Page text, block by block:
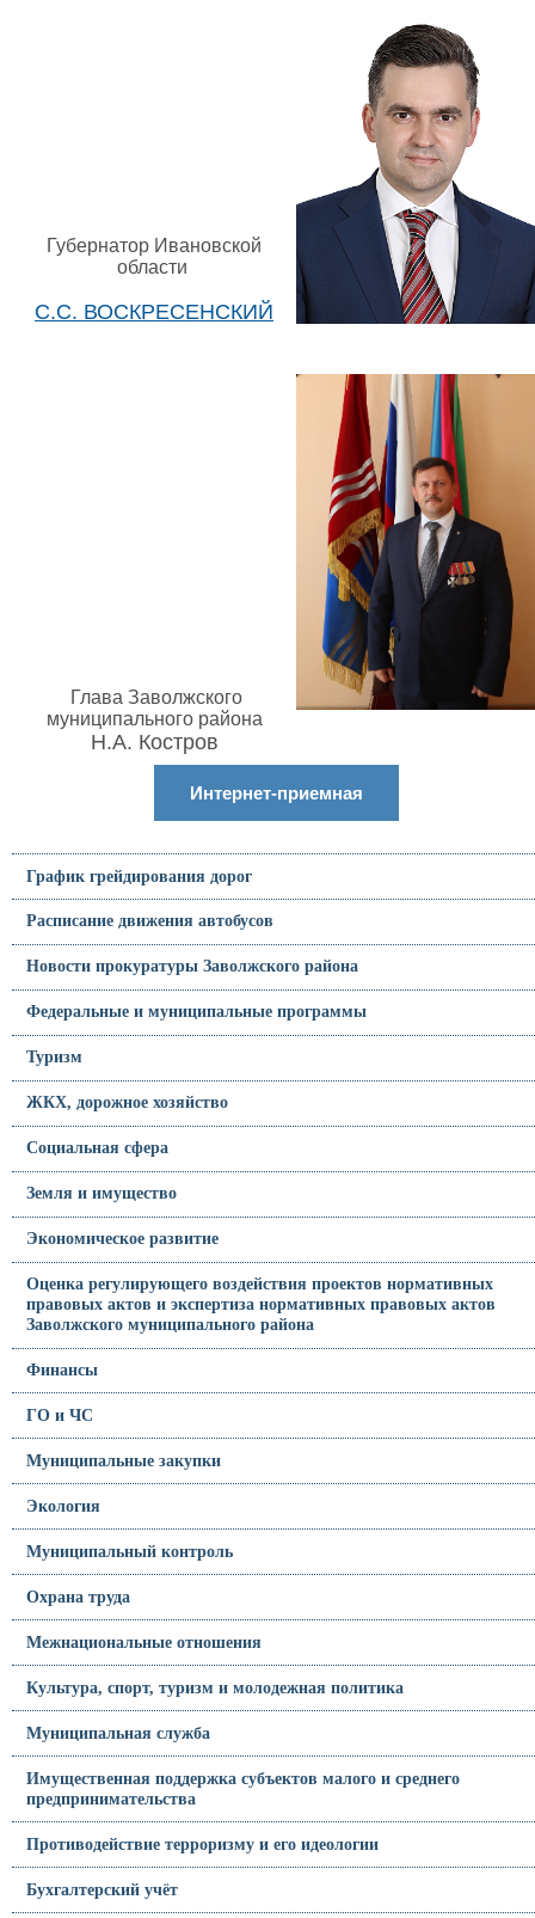
Губернатор Ивановской
области
С.С. ВОСКРЕСЕНСКИЙ
Глава Заволжского
муниципального района
Н.А. Костров
Интернет-приемная
График грейдирования дорог
Расписание движения автобусов
Новости прокуратуры Заволжского района
Федеральные и муниципальные программы
Туризм
ЖКХ, дорожное хозяйство
Социальная сфера
Земля и имущество
Экономическое развитие
Оценка регулирующего воздействия проектов нормативных
правовых актов и экспертиза нормативных правовых актов
Заволжского муниципального района
Финансы
ГО и ЧС
Муниципальные закупки
Экология
Муниципальный контроль
Охрана труда
Межнациональные отношения
Культура, спорт, туризм и молодежная политика
Муниципальная служба
Имущественная поддержка субъектов малого и среднего
предпринимательства
Противодействие терроризму и его идеологии
Бухгалтерский учёт